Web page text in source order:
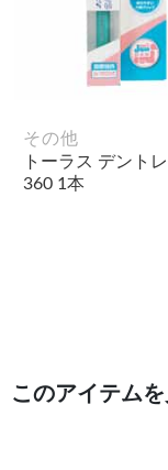
その他
トーラス デント
360 1本
このアイテム